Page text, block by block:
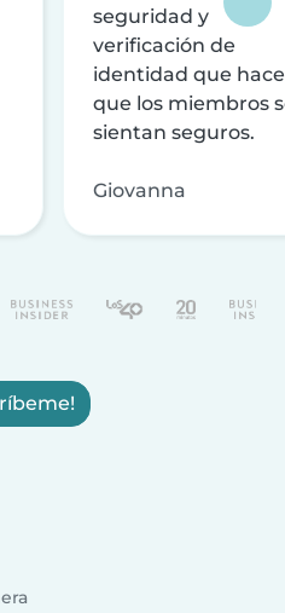
seguridad y
verificación de
identidad que
que los miembros
sientan seguros.
Giovanna